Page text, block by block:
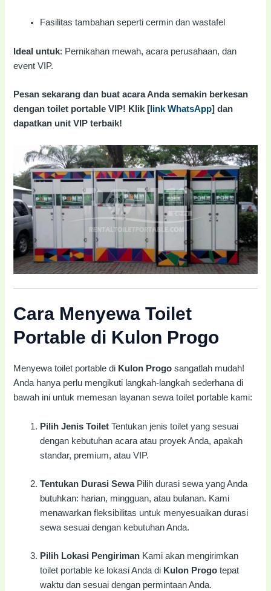
Fasilitas tambahan seperti cermin dan wastafel
Ideal untuk: Pernikahan mewah, acara perusahaan, dan
event VIP.
Pesan sekarang dan buat acara Anda semakin berkesan
dengan toilet portable VIP! Klik [ link WhatsApp] dan
dapatkan unit VIP terbaik!
Cara Menyewa Toilet
Portable di Kulon Progo
Menyewa toilet portable di Kulon Progo sangatlah mudah!
Anda hanya perlu mengikuti langkah-langkah sederhana di
bawah ini untuk memesan layanan sewa toilet portable kami:
Pilih Jenis Toilet Tentukan jenis toilet yang sesuai
dengan kebutuhan acara atau proyek Anda, apakah
standar, premium, atau VIP.
Tentukan Durasi SewaPilih durasi sewa yang Anda
butuhkan: harian, mingguan, atau bulanan. Kami
menawarkan fleksibilitas untuk menyesuaikan durasi
sewa sesuai dengan kebutuhan Anda.
Pilih Lokasi Pengiriman Kami akan mengirimkan
toilet portable ke lokasi Anda di Kulon Progo tepat
waktu dan sesuai dengan permintaan Anda.